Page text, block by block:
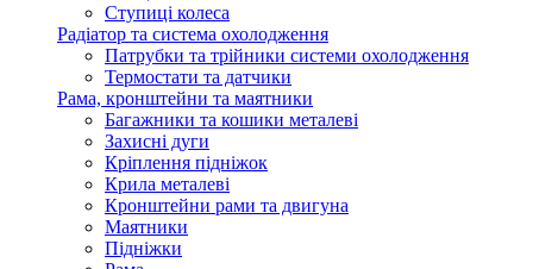
Ступиці колеса
Радіатор та система охолодження
Патрубки та трійники системи охолодження
Термостати та датчики
Рама, кронштейни та маятники
Багажники та кошики металеві
Захисні дуги
Кріплення підніжок
Крила металеві
Кронштейни рами та двигуна
Маятники
Підніжки